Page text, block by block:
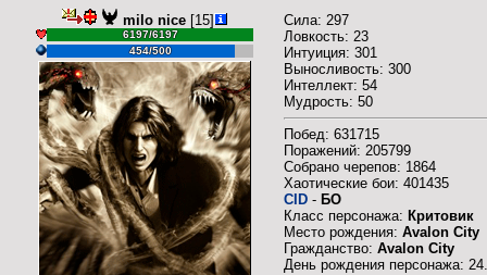
milo nice [15]
6197/6197
454/500
Сила: 297
Ловкость: 23
Интуиция: 301
Выносливость: 300
Интеллект: 54
Мудрость: 50
Побед: 631715
Поражений: 205799
Собрано черепов: 1864
Хаотические бои: 401435
CID - БО
Класс персонажа: Критовик
Место рождения: Avalon City
Гражданство: Avalon City
День рождения персонажа: